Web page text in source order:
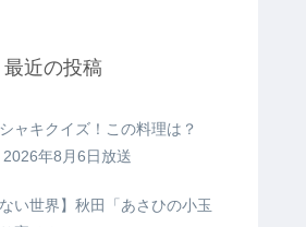
最近の投稿
ャキクイズ！この料理は？
年8月6日放送
い世界】秋田「あさひの小玉